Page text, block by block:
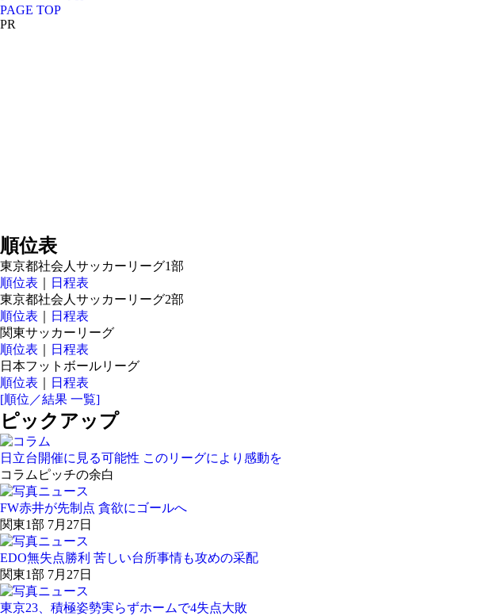
PAGE TOP
PR
順位表
東京都社会人サッカーリーグ1部
順位表
日程表
東京都社会人サッカーリーグ2部
順位表
日程表
関東サッカーリーグ
順位表
日程表
日本フットボールリーグ
順位表
日程表
[順位／結果 一覧]
ピックアップ
日立台開催に見る可能性 このリーグにより感動を
コラム ピッチの余白
FW赤井が先制点 貪欲にゴールへ
関東1部 7月27日
EDO無失点勝利 苦しい台所事情も攻めの采配
関東1部 7月27日
東京23、積極姿勢実らずホームで4失点大敗